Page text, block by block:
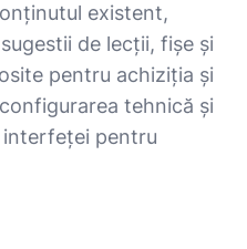
existent,
de lecții, fișe și
pentru achiziția și
tehnică și
interfeței pentru